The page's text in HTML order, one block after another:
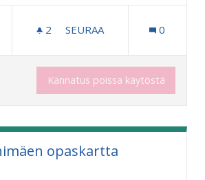
2 2 SEURAAJAA
SEURAA 0
Kannatus poissa käytöstä
opaskartta